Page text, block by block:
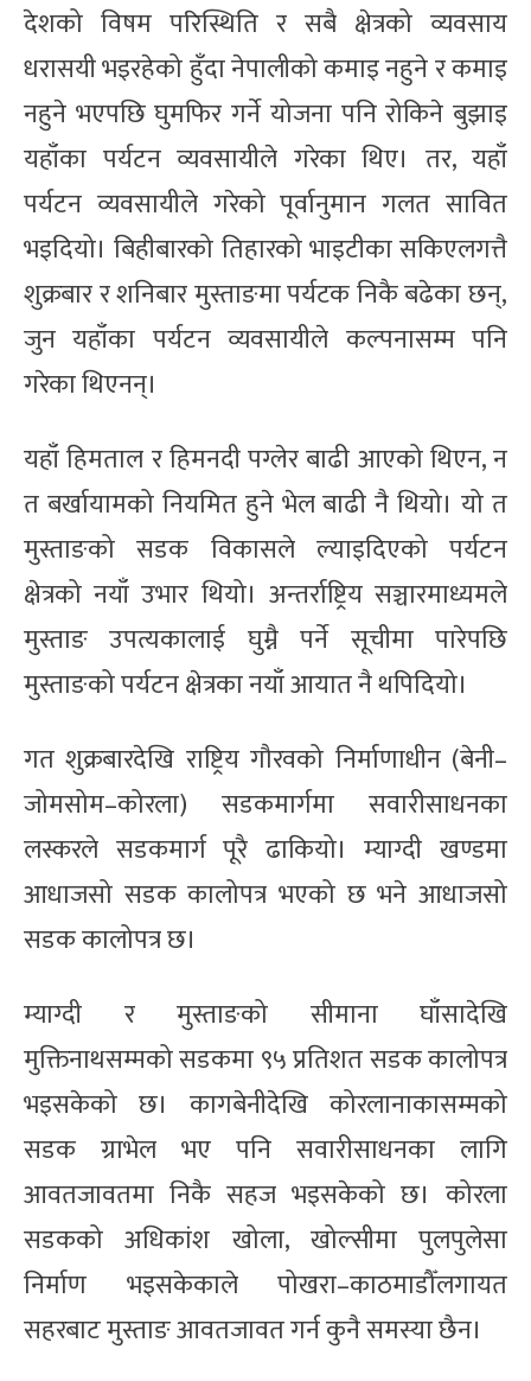
देशको विषम परिस्थिति र सबै क्षेत्रको व्यवसाय
धरासयी भइरहेको हुँदा नेपालीको कमाइ नहुने र कमाइ
नहुने भएपछि घुमफिर गर्ने योजना पनि रोकिने बुझाइ
यहाँका पर्यटन व्यवसायीले गरेका थिए। तर, यहाँ
पर्यटन व्यवसायीले गरेको पूर्वानुमान गलत सावित
भइदियो। बिहीबारको तिहारको भाइटीका सकिएलगत्तै
शुक्रबार र शनिबार मुस्ताङमा पर्यटक निकै बढेका छन्,
जुन यहाँका पर्यटन व्यवसायीले कल्पनासम्म पनि
गरेका थिएनन्।
यहाँ हिमताल र हिमनदी पग्लेर बाढी आएको थिएन, न
त बर्खायामको नियमित हुने भेल बाढी नै थियो। यो त
मुस्ताङको सडक विकासले ल्याइदिएको पर्यटन
क्षेत्रको नयाँ उभार थियो। अन्तर्राष्ट्रिय सञ्चारमाध्यमले
मुस्ताङ उपत्यकालाई घुम्नै पर्ने सूचीमा पारेपछि
मुस्ताङको पर्यटन क्षेत्रका नयाँ आयात नै थपिदियो।
गत शुक्रबारदेखि राष्ट्रिय गौरवको निर्माणाधीन (बेनी–
जोमसोम–कोरला) सडकमार्गमा सवारीसाधनका
लस्करले सडकमार्ग पूरै ढाकियो। म्याग्दी खण्डमा
आधाजसो सडक कालोपत्र भएको छ भने आधाजसो
सडक कालोपत्र छ।
म्याग्दी र मुस्ताङको सीमाना घाँसादेखि
मुक्तिनाथसम्मको सडकमा ९५ प्रतिशत सडक कालोपत्र
भइसकेको छ। कागबेनीदेखि कोरलानाकासम्मको
सडक ग्राभेल भए पनि सवारीसाधनका लागि
आवतजावतमा निकै सहज भइसकेको छ। कोरला
सडकको अधिकांश खोला, खोल्सीमा पुलपुलेसा
निर्माण भइसकेकाले पोखरा–काठमाडौँलगायत
सहरबाट मुस्ताङ आवतजावत गर्न कुनै समस्या छैन।